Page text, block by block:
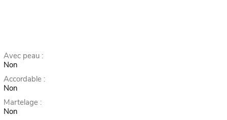
Avec peau :
Non
Accordable :
Non
Martelage :
Non